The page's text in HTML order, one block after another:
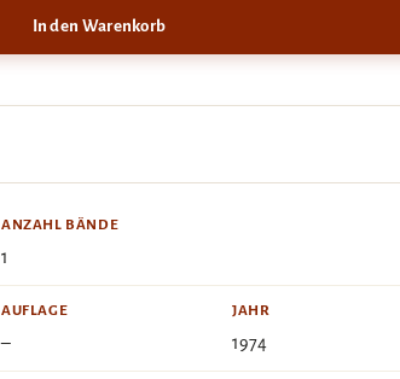
In den Warenkorb
ANZAHL BÄNDE
1
AUFLAGE
–
JAHR
1974